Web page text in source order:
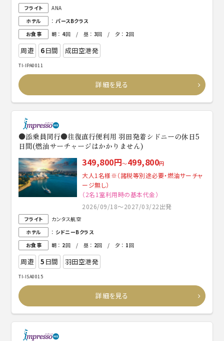
フライト
ANA
ホテル
：パースBクラス
お食事
朝 ： 4回 / 昼 ： 3回 / 夕 ： 2回
周遊 6日間 成田空港発
TI-IPA0011
詳細を見る
●添乗員同行●往復直行便利用 羽田発着シドニーの休日5
日間(燃油サーチャージはかかりません)
349,800円～499,800円
大人1名様※（諸税等別途必要・燃油サーチャ
ージ無し）
（2名1室利用時の基本代金）
2026/09/18～2027/03/22出発
フライト
カンタス航空
ホテル
： シドニーBクラス
お食事
朝 ： 2回 / 昼 ： 2回 / 夕 ： 1回
周遊 5 日間 羽田空港発
TI-ISA0015
詳細を見る